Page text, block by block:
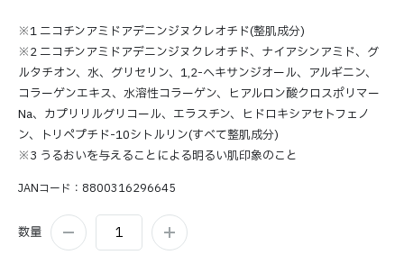
※1 ニコチンアミドアデニンジヌクレオチド(整肌成分)
※2 ニコチンアミドアデニンジヌクレオチド、ナイアシンアミド、グ
ルタチオン、水、グリセリン、1,2-ヘキサンジオール、アルギニン、
コラーゲンエキス、水溶性コラーゲン、ヒアルロン酸クロスポリマー
Na、カプリリルグリコール、エラスチン、ヒドロキシアセトフェノ
ン、トリペプチド-10シトルリン(すべて整肌成分)
※3 うるおいを与えることによる明るい肌印象のこと
JANコード 8800316296645
数量